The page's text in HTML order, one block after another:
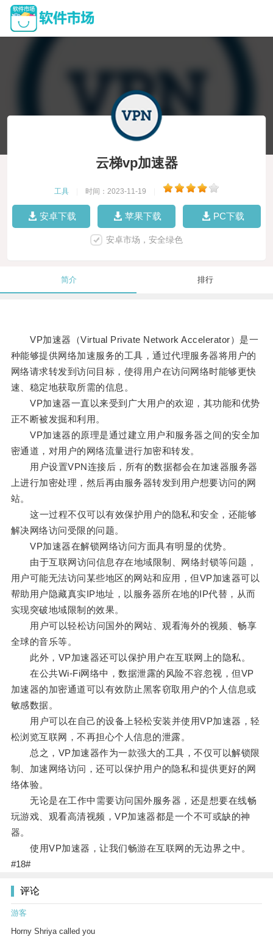
云梯vp加速器
工具 时间：2023-11-19
安卓下载 苹果下载 PC下载
安卓市场，安全绿色
简介 排行
VP加速器（Virtual Private Network Accelerator）是一
种能够提供网络加速服务的工具，通过代理服务器将用户的
网络请求转发到访问目标，使得用户在访问网络时能够更快
速、稳定地获取所需的信息。
VP加速器一直以来受到广大用户的欢迎，其功能和优势
正不断被发掘和利用。
VP加速器的原理是通过建立用户和服务器之间的安全加
密通道，对用户的网络流量进行加密和转发。
用户设置VPN连接后，所有的数据都会在加速器服务器
上进行加密处理，然后再由服务器转发到用户想要访问的网
站。
这一过程不仅可以有效保护用户的隐私和安全，还能够
解决网络访问受限的问题。
VP加速器在解锁网络访问方面具有明显的优势。
由于互联网访问信息存在地域限制、网络封锁等问题，
用户可能无法访问某些地区的网站和应用，但VP加速器可以
帮助用户隐藏真实IP地址，以服务器所在地的IP代替，从而
实现突破地域限制的效果。
用户可以轻松访问国外的网站、观看海外的视频、畅享
全球的音乐等。
此外，VP加速器还可以保护用户在互联网上的隐私。
在公共Wi-Fi网络中，数据泄露的风险不容忽视，但VP
加速器的加密通道可以有效防止黑客窃取用户的个人信息或
敏感数据。
用户可以在自己的设备上轻松安装并使用VP加速器，轻
松浏览互联网，不再担心个人信息的泄露。
总之，VP加速器作为一款强大的工具，不仅可以解锁限
制、加速网络访问，还可以保护用户的隐私和提供更好的网
络体验。
无论是在工作中需要访问国外服务器，还是想要在线畅
玩游戏、观看高清视频，VP加速器都是一个不可或缺的神
器。
使用VP加速器，让我们畅游在互联网的无边界之中。
#18#
评论
游客
Horny Shriya called you